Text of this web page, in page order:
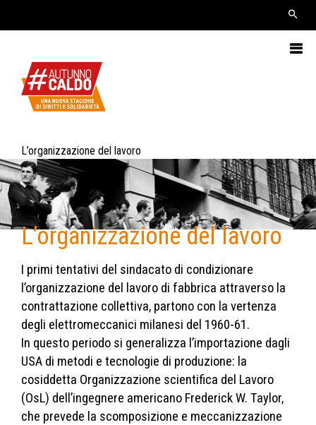
L’organizzazione del lavoro
L’organizzazione del lavoro
I primi tentativi del sindacato di condizionare
l’organizzazione del lavoro di fabbrica attraverso la
contrattazione collettiva, partono con la vertenza
degli elettromeccanici milanesi del 1960-61.
In questo periodo si generalizza l’importazione dagli
USA di metodi e tecnologie di produzione: la
cosiddetta Organizzazione scientifica del Lavoro
(OsL) dell’ingegnere americano Frederick W. Taylor,
che prevede la scomposizione e meccanizzazione